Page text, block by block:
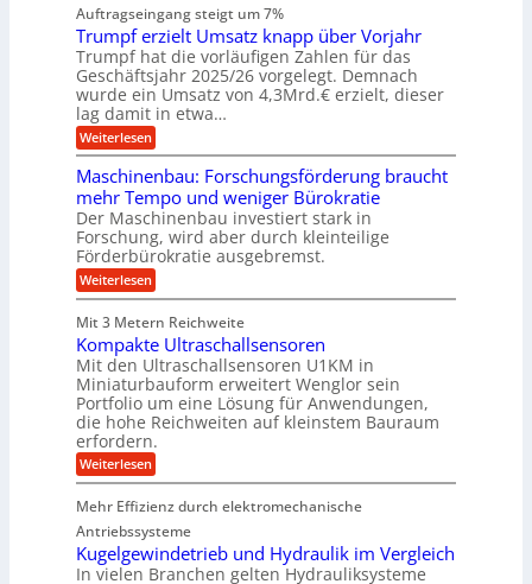
c
h
i
n
e
n
v
o
n
K
o
e
n
i
g
&
B
a
u
e
r
e
n
b
a
u
a
u
f
e
n
f
ü
h
r
u
n
g
e
B
S
C
L
w
e
i
t
e
r
e
n
t
w
i
c
k
e
l
r
t
u
n
g
s
r
e
i
e
s
H
y
b
r
i
d
-
u
g
e
l
a
g
e
r
Auftragseingang steigt um 7%
Trumpf erzielt Umsatz knapp über Vorjahr
Trumpf hat die vorläufigen Zahlen für das
Geschäftsjahr 2025/26 vorgelegt. Demnach
wurde ein Umsatz von 4,3Mrd.€ erzielt, dieser
lag damit in etwa…
Weiterlesen:
T
u
m
p
f
e
r
z
i
e
t
U
m
s
a
t
z
k
n
a
p
p
ü
b
Maschinenbau: Forschungsförderung braucht
mehr Tempo und weniger Bürokratie
Der Maschinenbau investiert stark in
Forschung, wird aber durch kleinteilige
Förderbürokratie ausgebremst.
Weiterlesen:
M
s
c
h
i
n
e
n
b
a
u
F
o
r
s
c
Mit 3 Metern Reichweite
Kompakte Ultraschallsensoren
Mit den Ultraschallsensoren U1KM in
Miniaturbauform erweitert Wenglor sein
Portfolio um eine Lösung für Anwendungen,
die hohe Reichweiten auf kleinstem Bauraum
erfordern.
Weiterlesen:
K
m
p
a
k
t
Mehr Effizienz durch elektromechanische
Antriebssysteme
Kugelgewindetrieb und Hydraulik im Vergleich
In vielen Branchen gelten Hydrauliksysteme